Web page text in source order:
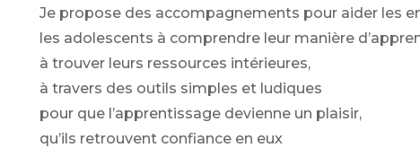
Je propose des accompagnements pour aider les
les adolescents à comprendre leur manière
à trouver leurs ressources intérieures,
à travers des outils simples et ludiques
pour que l’apprentissage devienne un plaisir,
qu’ils retrouvent confiance en eux